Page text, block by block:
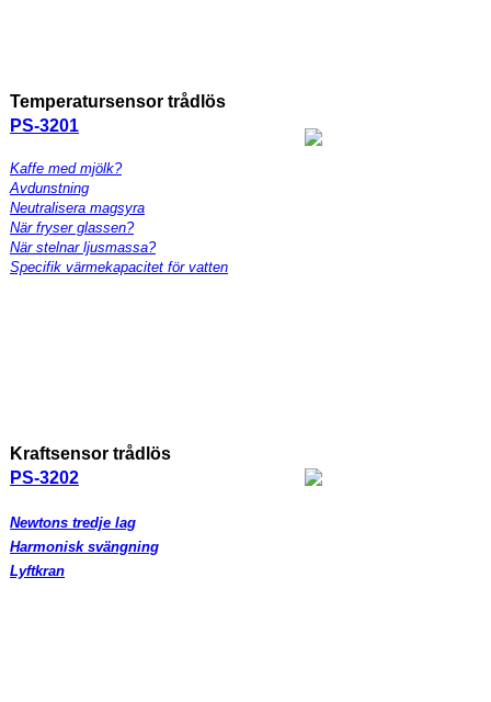
Temperatursensor trådlös
PS-3201
Kaffe med mjölk?
Avdunstning
Neutralisera magsyra
När fryser glassen?
När stelnar ljusmassa?
Specifik värmekapacitet för vatten
Kraftsensor trådlös
PS-3202
Newtons tredje lag
Harmonisk svängning
Lyftkran